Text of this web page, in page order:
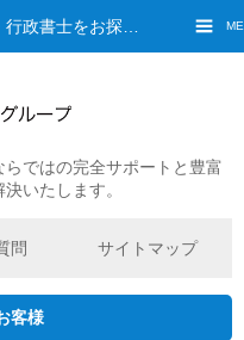
ではの完全サポートと豊富
いたします。
問 サイトマップ
客様